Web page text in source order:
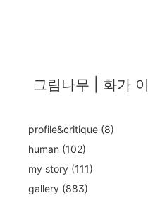
그림나무 | 화가
profile&critique (8)
human (102)
my story (111)
gallery (883)